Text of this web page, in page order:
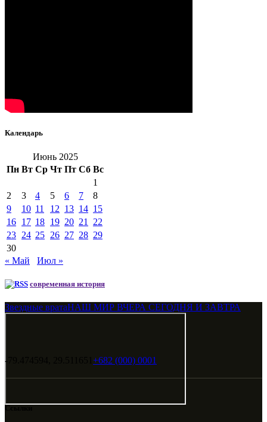
Календарь
Июнь 2025
Пн Вт Ср Чт Пт Сб Вс
1
2
3 4 5 6 7
8
9
10 11 12 13 14 15
16 17 18 19 20 21
22
23 24 25 26 27 28 29
30
« Май
Июл »
современная история
Звездные вратаНАШ МИР ВЧЕРА СЕГОДНЯ И ЗАВТРА
-79.474594, 29.511651 +682 (000) 0001